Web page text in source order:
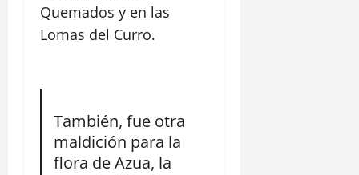
Quemados y en las
Lomas del Curro.
También, fue otra
maldición para la
flora de Azua, la